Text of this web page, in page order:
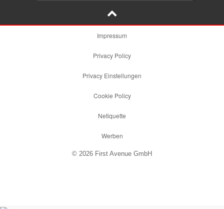
Impressum
Privacy Policy
Privacy Einstellungen
Cookie Policy
Netiquette
Werben
© 2026 First Avenue GmbH